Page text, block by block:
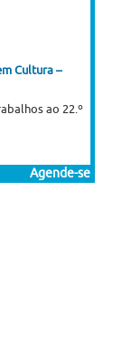
Cultura –
ao 22.º
Belo Horizonte
estudiosos
Agende-se